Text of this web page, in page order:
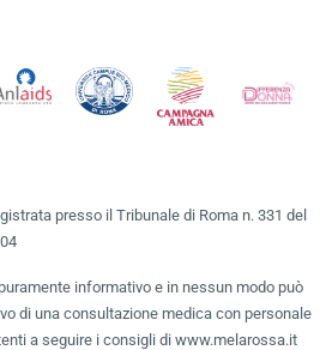
presso il Tribunale di Roma n. 331 del
informativo e in nessun modo può
di una consultazione medica con personale
a seguire i consigli di www.melarossa.it